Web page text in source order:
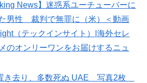
News】迷惑系ユーチューバーに
男性 裁判で無罪に（米）＜動画
（テックインサイト）|海外セレ
のオンリーワンをお届けするニュ
き去り、多数死ぬ UAE 写真2枚